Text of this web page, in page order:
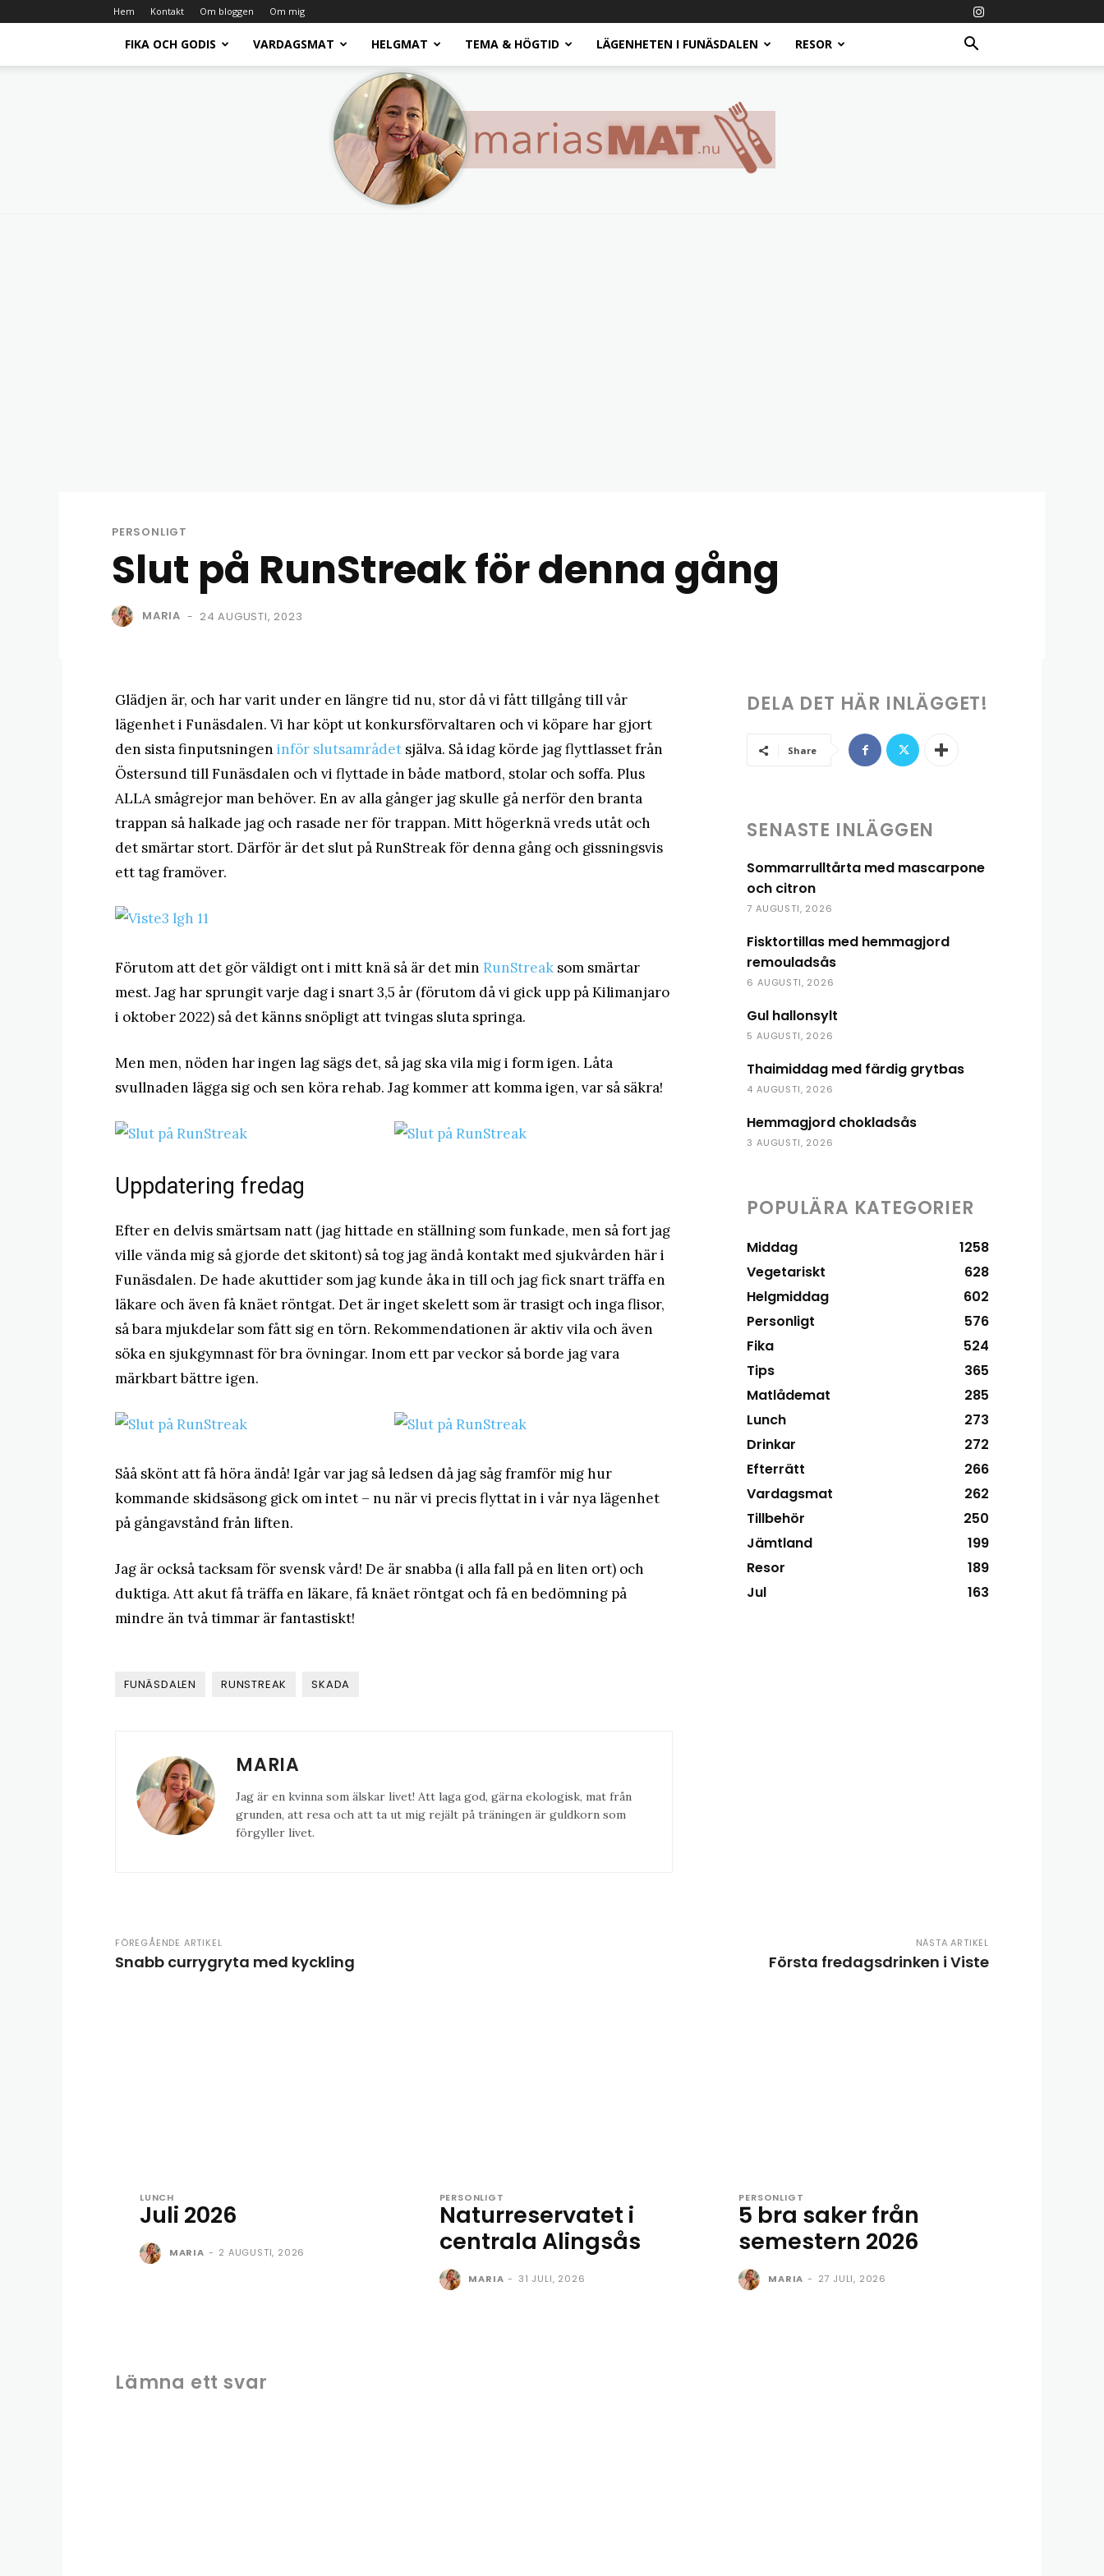
Hem Kontakt Om bloggen Om mig
FIKA OCH GODIS VARDAGSMAT HELGMAT TEMA & HÖGTID LÄGENHETEN I FUNÄSDALEN RESOR
PERSONLIGT
Slut på RunStreak för denna gång
MARIA - 24 AUGUSTI, 2023
Glädjen är, och har varit under en längre tid nu, stor då vi fått tillgång till vår
lägenhet i Funäsdalen. Vi har köpt ut konkursförvaltaren och vi köpare har gjort
den sista finputsningen inför slutsamrådet själva. Så idag körde jag flyttlasset från
Östersund till Funäsdalen och vi flyttade in både matbord, stolar och soffa. Plus
ALLA smågrejor man behöver. En av alla gånger jag skulle gå nerför den branta
trappan så halkade jag och rasade ner för trappan. Mitt högerknä vreds utåt och
det smärtar stort. Därför är det slut på RunStreak för denna gång och gissningsvis
ett tag framöver.
Förutom att det gör väldigt ont i mitt knä så är det min RunStreak som smärtar
mest. Jag har sprungit varje dag i snart 3,5 år (förutom då vi gick upp på Kilimanjaro
i oktober 2022) så det känns snöpligt att tvingas sluta springa.
Men men, nöden har ingen lag sägs det, så jag ska vila mig i form igen. Låta
svullnaden lägga sig och sen köra rehab. Jag kommer att komma igen, var så säkra!
Uppdatering fredag
Efter en delvis smärtsam natt (jag hittade en ställning som funkade, men så fort jag
ville vända mig så gjorde det skitont) så tog jag ändå kontakt med sjukvården här i
Funäsdalen. De hade akuttider som jag kunde åka in till och jag fick snart träffa en
läkare och även få knäet röntgat. Det är inget skelett som är trasigt och inga flisor,
så bara mjukdelar som fått sig en törn. Rekommendationen är aktiv vila och även
söka en sjukgymnast för bra övningar. Inom ett par veckor så borde jag vara
märkbart bättre igen.
Såå skönt att få höra ändå! Igår var jag så ledsen då jag såg framför mig hur
kommande skidsäsong gick om intet – nu när vi precis flyttat in i vår nya lägenhet
på gångavstånd från liften.
Jag är också tacksam för svensk vård! De är snabba (i alla fall på en liten ort) och
duktiga. Att akut få träffa en läkare, få knäet röntgat och få en bedömning på
mindre än två timmar är fantastiskt!
FUNÄSDALEN RUNSTREAK SKADA
MARIA
Jag är en kvinna som älskar livet! Att laga god, gärna ekologisk, mat från
grunden, att resa och att ta ut mig rejält på träningen är guldkorn som
förgyller livet.
DELA DET HÄR INLÄGGET!
Share
SENASTE INLÄGGEN
Sommarrulltårta med mascarpone
och citron
7 AUGUSTI, 2026
Fisktortillas med hemmagjord
remouladsås
6 AUGUSTI, 2026
Gul hallonsylt
5 AUGUSTI, 2026
Thaimiddag med färdig grytbas
4 AUGUSTI, 2026
Hemmagjord chokladsås
3 AUGUSTI, 2026
POPULÄRA KATEGORIER
Middag
1258
Vegetariskt
628
Helgmiddag
602
Personligt
576
Fika
524
Tips
365
Matlådemat
285
Lunch
273
Drinkar
272
Efterrätt
266
Vardagsmat
262
Tillbehör
250
Jämtland
199
Resor
189
Jul
163
FÖREGÅENDE ARTIKEL
Snabb currygryta med kyckling
NÄSTA ARTIKEL
Första fredagsdrinken i Viste
LUNCH
Juli 2026
MARIA - 2 AUGUSTI, 2026
PERSONLIGT
Naturreservatet i
centrala Alingsås
MARIA - 31 JULI, 2026
PERSONLIGT
5 bra saker från
semestern 2026
MARIA - 27 JULI, 2026
Lämna ett svar